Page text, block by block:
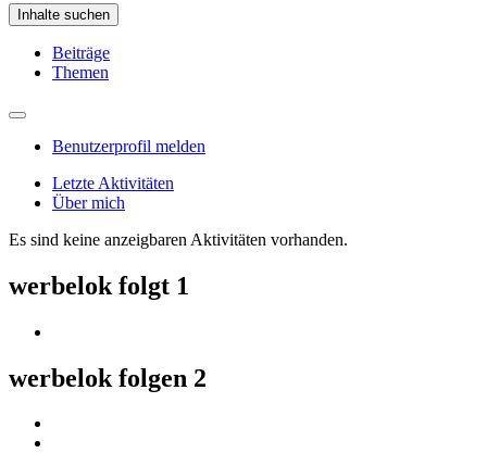
Inhalte suchen
Beiträge
Themen
Benutzerprofil melden
Letzte Aktivitäten
Über mich
Es sind keine anzeigbaren Aktivitäten vorhanden.
werbelok folgt 1
werbelok folgen 2